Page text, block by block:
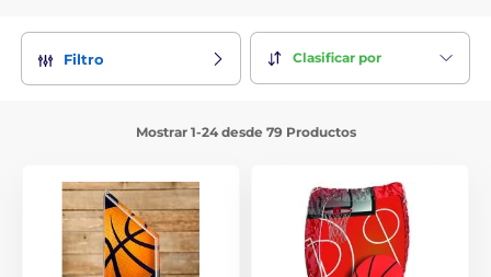
Filtro Clasificar por
Mostrar 1-24 desde 79 Productos